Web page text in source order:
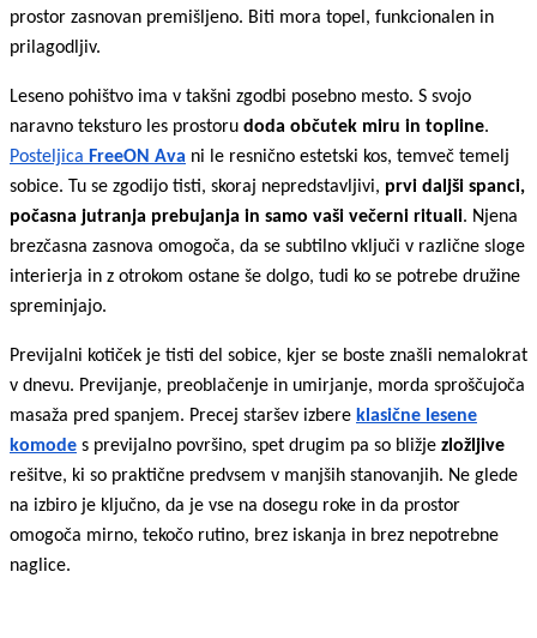
prostor zasnovan premišljeno. Biti mora topel, funkcionalen in
prilagodljiv.
Leseno pohištvo ima v takšni zgodbi posebno mesto. S svojo
naravno teksturo les prostoru doda občutek miru in topline.
Posteljica FreeON Ava ni le resnično estetski kos, temveč temelj
sobice. Tu se zgodijo tisti, skoraj nepredstavljivi, prvi daljši spanci,
počasna jutranja prebujanja in samo vaši večerni rituali. Njena
brezčasna zasnova omogoča, da se subtilno vključi v različne sloge
interierja in z otrokom ostane še dolgo, tudi ko se potrebe družine
spreminjajo.
Previjalni kotiček je tisti del sobice, kjer se boste znašli nemalokrat
v dnevu. Previjanje, preoblačenje in umirjanje, morda sproščujoča
masaža pred spanjem. Precej staršev izbere klasične lesene
komode s previjalno površino, spet drugim pa so bližje zložljive
rešitve, ki so praktične predvsem v manjših stanovanjih. Ne glede
na izbiro je ključno, da je vse na dosegu roke in da prostor
omogoča mirno, tekočo rutino, brez iskanja in brez nepotrebne
naglice.